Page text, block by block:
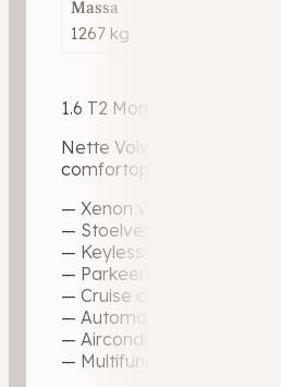
Massa
1267 kg
1.6 T2 Momentum | 2014 |
Nette Volvo V40
comfortopties en de
— Xenon verlichting
— Stoelverwarming voor
— Keyless entry & start
— Parkeersensoren achter
— Cruise control
— Automatische climate
— Airconditioning
— Multifunctioneel stuurwiel